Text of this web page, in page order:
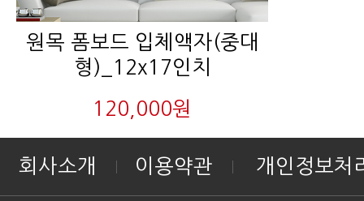
형)_12x17인치
120,000원
회사소개 이용약관 개인정보처